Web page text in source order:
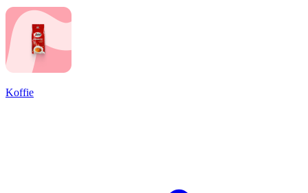
Koffie